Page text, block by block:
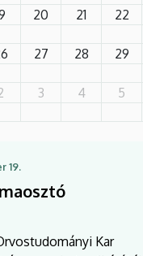
20 21 22
27 28 29
3 4 5
19.
Kar